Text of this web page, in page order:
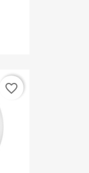
favorite_border